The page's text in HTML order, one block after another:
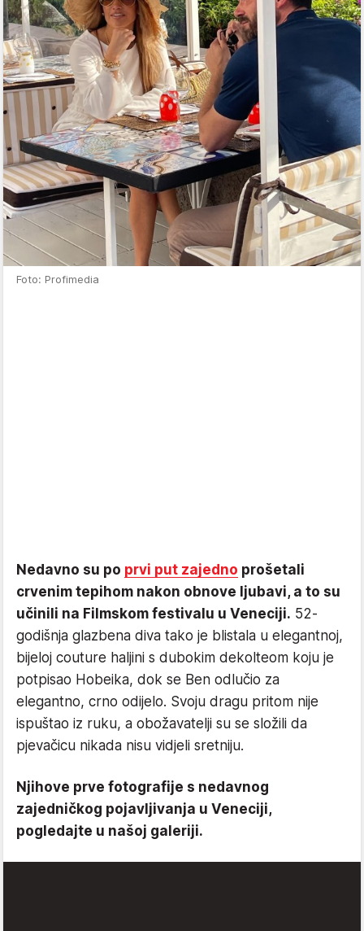
Foto: Profimedia
Nedavno su po prvi put zajedno prošetali
crvenim tepihom nakon obnove ljubavi, a to su
učinili na Filmskom festivalu u Veneciji. 52-
godišnja glazbena diva tako je blistala u elegantnoj,
bijeloj couture haljini s dubokim dekolteom koju je
potpisao Hobeika, dok se Ben odlučio za
elegantno, crno odijelo. Svoju dragu pritom nije
ispuštao iz ruku, a obožavatelji su se složili da
pjevačicu nikada nisu vidjeli sretniju.
Njihove prve fotografije s nedavnog
zajedničkog pojavljivanja u Veneciji,
pogledajte u našoj galeriji.